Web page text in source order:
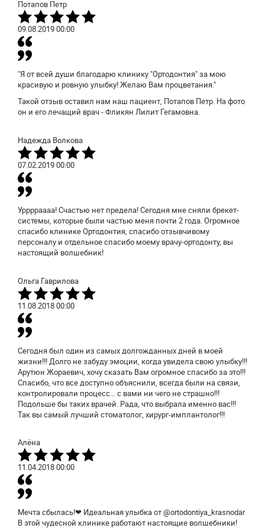
Потапов Петр
09.08.201900:00
"Я от всей души благодарю клинику "Ортодонтия" за мою
красивую и ровную улыбку! Желаю Вам процветания."
Такой отзыв оставил нам наш пациент, Потапов Петр. На фото
он и его лечащий врач - Фликян Лилит Гегамовна.
Надежда Волкова
07.02.201900:00
Урррраааа! Счастью нет предела! Сегодня мне сняли брекет-
системы, которые были частью меня почти 2 года. Огромное
спасибо клинике Ортодонтия, спасибо отзывчивому
персоналу и отдельное спасибо моему врачу-ортодонту, вы
настоящий волшебник!
Ольга Гаврилова
11.08.201800:00
Сегодня был один из самых долгожданных дней в моей
жизни!!! Долго не забуду эмоции, когда увидела свою улыбку!!!
Арутюн Жораевич, хочу сказать Вам огромное спасибо за это!!!
Спасибо, что все доступно объяснили, всегда были на связи,
контролировали процесс... с вами ни чего не страшно!!!
Подольше бы таких врачей. Рада, что выбрала именно вас!!!
Так вы самый лучший стоматолог, хирург-имплантолог!!!
Алёна
11.04.201800:00
Мечта сбылась!❤ Идеальная улыбка от @ortodontiya_krasnodar
В этой чудесной клинике работают настоящие волшебники!